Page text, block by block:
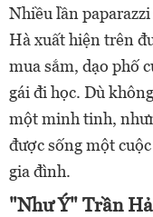
Nhiều lần
Hà xuất hiện trên
mua sắm, dạo phố
gái đi học. Dù
một minh tinh,
được sống một
gia đình.
"Như Ý" Trần